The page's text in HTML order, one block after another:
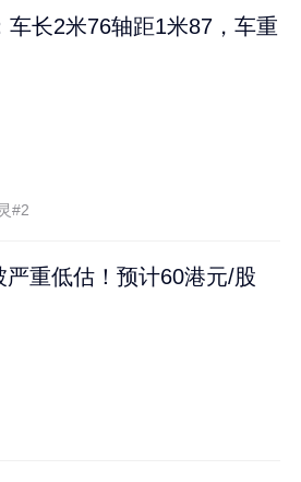
车长2米76轴距1米87，车重
#2
重低估！预计60港元/股